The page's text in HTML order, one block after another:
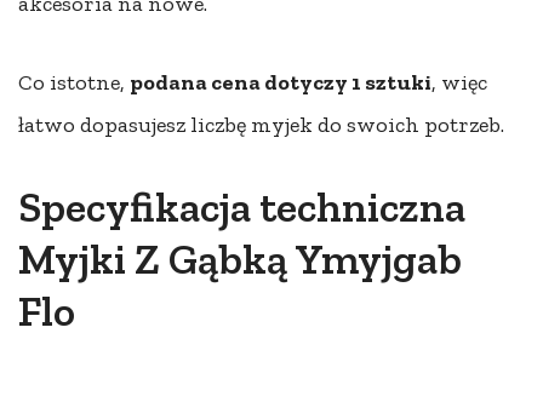
Co istotne, podana cena dotyczy 1 sztuki, więc
łatwo dopasujesz liczbę myjek do swoich potrzeb.
Specyfikacja techniczna
Myjki Z Gąbką Ymyjgab
Flo